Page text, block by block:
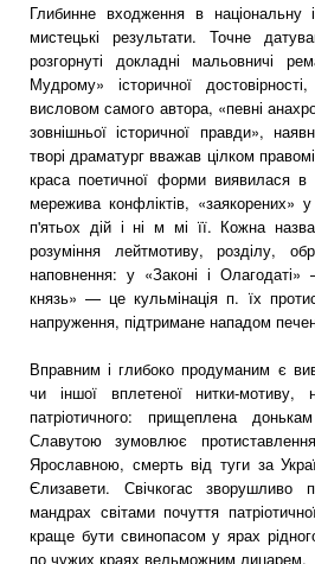
Глибинне входження в національну
мистецькі результати. Точне
розгорнуті докладні мальовничі
Мудрому» історичної
висловом самого автора, «певні
зовнішньої історичної правди»,
творі драматург вважав цілком
краса поетичної форми виявилася в
мережива конфліктів, «заякорених»
п'ятьох дій і ні м мі її. Кожна
розуміння лейтмотиву, розділу,
наповнення: у «Законі і
князь» — це кульмінація п. їх
напруження, підтримане нападом
Вправним і глибоко продуманим є
чи іншої вплетеної нитки-мотиву,
патріотичного: прищеплена
Славутою зумовлює
Ярославною, смерть від туги за
Єлизавети. Свічкогас
мандрах світами почуття
краще бути свинопасом у ярах
по чужих краях вельможним лицарем.